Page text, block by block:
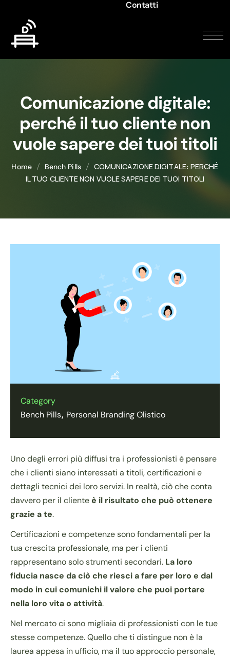
Contatti
Comunicazione digitale:
perché il tuo cliente non
vuole sapere dei tuoi titoli
Home Bench Pills
COMUNICAZIONE DIGITALE: PERCHÉ
IL TUO CLIENTE NON VUOLE SAPERE DEI TUOI TITOLI
Category
Bench Pills Personal Branding Olistico
Uno degli errori più diffusi tra i professionisti è pensare
che i clienti siano interessati a titoli, certificazioni e
dettagli tecnici dei loro servizi. In realtà, ciò che conta
davvero per il clienteè il risultato che può ottenere
grazie a te.
Certificazioni e competenze sono fondamentali per la
tua crescita professionale, ma per i clienti
rappresentano solo strumenti secondari. La loro
fiducia nasce da ciò che riesci a fare per loro e dal
modo in cui comunichi il valore che puoi portare
nella loro vita o attività.
Nel mercato ci sono migliaia di professionisti con le tue
stesse competenze. Quello che ti distingue non è la
laurea appesa in ufficio, ma il tuo approccio personale,